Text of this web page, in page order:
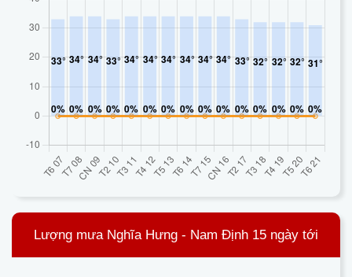
Lượng mưa Nghĩa Hưng - Nam Định 15 ngày tới